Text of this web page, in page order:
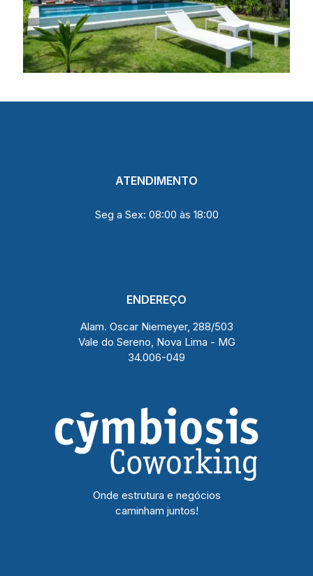
ATENDIMENTO
Seg a Sex: 08:00 às 18:00
ENDEREÇO
Alam. Oscar Niemeyer, 288/503
Vale do Sereno, Nova Lima - MG
34.006-049
Onde estrutura e negócios
caminham juntos!